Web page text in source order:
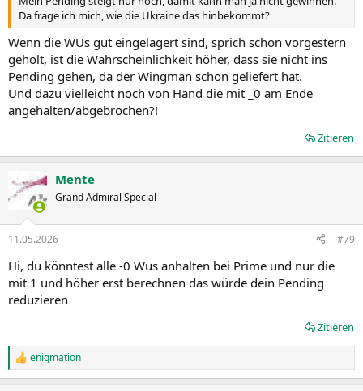
Da frage ich mich, wie die Ukraine das hinbekommt?
Wenn die WUs gut eingelagert sind, sprich schon vorgestern
geholt, ist die Wahrscheinlichkeit höher, dass sie nicht ins
Pending gehen, da der Wingman schon geliefert hat.
Und dazu vielleicht noch von Hand die mit _0 am Ende
angehalten/abgebrochen?!
Zitieren
Mente
Grand Admiral Special
11.05.2026 #79
Hi, du könntest alle -0 Wus anhalten bei Prime und nur die
mit 1 und höher erst berechnen das würde dein Pending
reduzieren
Zitieren
R
e
enigmation